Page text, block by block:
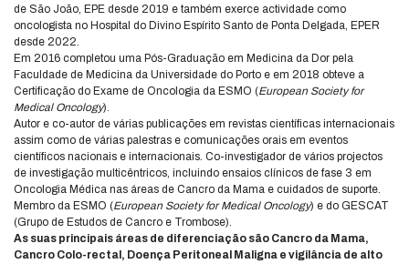
de São João, EPE desde 2019 e também exerce actividade como
oncologista no Hospital do Divino Espírito Santo de Ponta Delgada, EPER
desde 2022.
Em 2016 completou uma Pós-Graduação em Medicina da Dor pela
Faculdade de Medicina da Universidade do Porto e em 2018 obteve a
Certificação do Exame de Oncologia da ESMO (European Society for
Medical Oncology).
Autor e co-autor de várias publicações em revistas científicas internacionais
assim como de várias palestras e comunicações orais em eventos
científicos nacionais e internacionais. Co-investigador de vários projectos
de investigação multicêntricos, incluindo ensaios clínicos de fase 3 em
Oncologia Médica nas áreas de Cancro da Mama e cuidados de suporte.
Membro da ESMO (European Society for Medical Oncology) e do GESCAT
(Grupo de Estudos de Cancro e Trombose).
As suas principais áreas de diferenciação são Cancro da Mama,
Cancro Colo-rectal, Doença Peritoneal Maligna e vigilância de alto